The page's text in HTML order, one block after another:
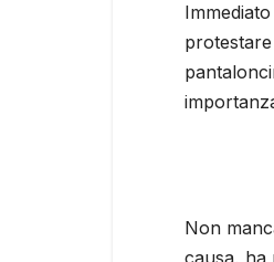
Non